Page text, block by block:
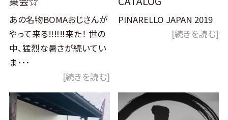
あの名物BOMAおじさんが
やって来る‼‼‼来た！ 世の
中、猛烈な暑さが続いてい
ま･･･
[続きを読む]
PINARELLO JAPAN 2019
[続きを読む]